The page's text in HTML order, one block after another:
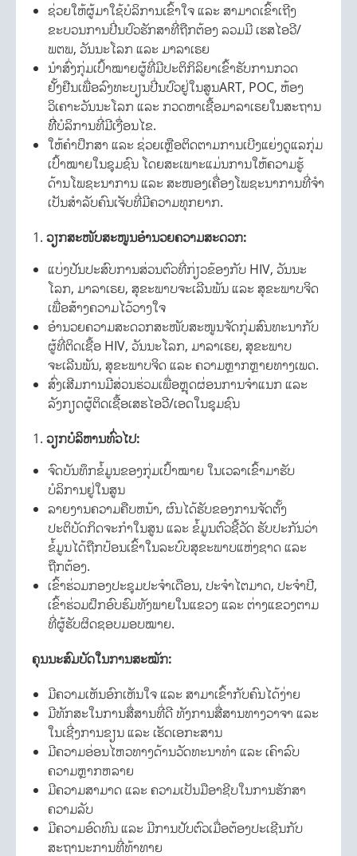
ຊ່ວຍໃຫ້ຜູ້ມາໃຊ້ບໍລິການເຂົ້າໃຈ ແລະ ສາມາດເຂົ້າເຖີງ
ຂະບວນການປີ່ນປົວຮັກສາທີ່ຖືກຕ້ອງ ລວມມີ ເຮສໄອວີ/
ພຕພ, ວັນນະໂລກ ແລະ ມາລາເຣຍ
ນຳສົ່ງກຸ່ມເປົ້າໝາຍຜູ້ທີ່ມີປະຕິກິລິຍາເຂົ້າຮັບການກວດ
ຢັ້ງຢືນເພື່ອລົງທະບຽນປີ່ນປົວຢູ່ໃນສູນART, POC, ຫ້ອງ
ວິເຄາະວັນນະໂລກ ແລະ ກວດຫາເຊື້ອມາລາເຣຍໃນສະຖານ
ທີີ່ບໍລິການທີ່ມີເງື່ອນໄຂ.
ໃຫ້ຄຳປຶກສາ ແລະ ຊ່ວຍເຫຼືອຕິດຕາມການເບີງແຍ່ງດູແລກຸ່ມ
ເປົ້າໝາຍໃນຊຸມຊົນ ໂດຍສະເພາະແມ່ນການໃຫ້ຄວາມຮູ້
ດ້ານໂພຊະນາການ ແລະ ສະໜອງເຄື່ອງໂພຊະນາການທີ່ຈໍາ
ເປັນສໍາລັບຄົນເຈັບທີ່ມີຄວາມທຸກຍາກ.
ວຽກສະໜັບສະໜູນອຳນວຍຄວາມສະດວກ:
ແບ່ງປັນປະສົບການສ່ວນຕົວທີ່ກ່ຽວຂ້ອງກັບ HIV, ວັນນະ
ໂລກ, ມາລາເຣຍ, ສຸຂະພາບຈະເລີນພັນ ແລະ ສຸຂະພາບຈິດ
ເພື່ອສ້າງຄວາມໄວ້ວາງໃຈ
ອຳນວຍຄວາມສະດວກສະໜັບສະໜູນຈັດກຸ່ມສົນທະນາກັບ
ຜູ້ທີ່ຕິດເຊື້ອ HIV, ວັນນະໂລກ, ມາລາເຣຍ, ສຸຂະພາບ
ຈະເລີນພັນ, ສຸຂະພາບຈິດ ແລະ ຄວາມຫຼາກຫຼາຍທາງເພດ.
ສົ່ງເສີມການມີສ່ວນຮ່ວມເພື່ອຫຼຸດຜ່ອນການຈຳແນກ ແລະ
ລັງກຽດຜູ້ຕິດເຊື້ອເສຮໄອວີ/ເອດໃນຊຸມຊົນ
ວຽກບໍລິຫານທົ່ວໄປ:
ຈົດບັນທຶກຂໍ້ມູນຂອງກຸ່ມເປົ້າໝາຍ ໃນເວລາເຂົ້າມາຮັບ
ບໍລິການຢູ່ໃນສູນ
ລາຍງານຄວາມຄືບຫນ້າ, ຜົນໄດ້ຮັບຂອງການຈັດຕັ້ງ
ປະຕິບັດກິດຈະກຳໃນສູນ ແລະ ຂໍ້ມູນຕົວຊີ້ວັດ ຮັບປະກັນວ່າ
ຂໍ້ມູນໄດ້ຖືກປ້ອນເຂົ້າໃນລະບົບສຸຂະພາບແຫ່ງຊາດ ແລະ
ຖືກຕ້ອງ.
ເຂົ້າຮ່ວມກອງປະຊຸມປະຈຳເດືອນ, ປະຈຳໄຕມາດ, ປະຈຳປີ,
ເຂົ້າຮ່ວມຝຶກອົບຮົມທັງພາຍໃນແຂວງ ແລະ ຕ່າງແຂວງຕາມ
ທີ່ຜູ້ຮັບຜິດຊອບມອບໝາຍ.
ຄຸນນະສົມບັດໃນການສະໝັກ:
ມີຄວາມເຫັນອົກເຫັນໃຈ ແລະ ສາມາເຂົ້າກັບຄົນໄດ້ງ່າຍ
ມີທັກສະໃນການສື່ສານທີ່ດີ ທັງການສື່ສານທາງວາຈາ ແລະ
ໃນເຊີ່ງການຂຽນ ແລະ ເຮັດເອກະສານ
ມີຄວາມອ່ອນໄຫວທາງດ້ານວັດທະນາທຳ ແລະ ເຄົາລົບ
ຄວາມຫຼາກຫລາຍ
ມີຄວາມສາມາດ ແລະ ຄວາມເປັນມືອາຊີບໃນການຮັກສາ
ຄວາມລັບ
ມີຄວາມອົດທົນ ແລະ ມີການປັບຕົວເມື່ອຕ້ອງປະເຊີນກັບ
ສະຖານະການທີ່ທ້າທາຍ